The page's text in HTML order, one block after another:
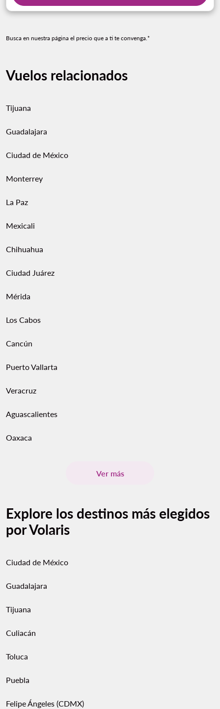
Busca en nuestra página el precio que a ti te convenga.*
Vuelos relacionados
Tijuana
Guadalajara
Ciudad de México
Monterrey
La Paz
Mexicali
Chihuahua
Ciudad Juárez
Mérida
Los Cabos
Cancún
Puerto Vallarta
Veracruz
Aguascalientes
Oaxaca
Ver más
Explore los destinos más elegidos
por Volaris
Ciudad de México
Guadalajara
Tijuana
Culiacán
Toluca
Puebla
Felipe Ángeles (CDMX)